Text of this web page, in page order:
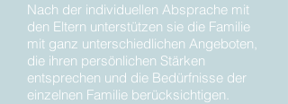
Nach der individuellen Absprache mit
den Eltern unterstützen sie die Familie
mit ganz unterschiedlichen Angeboten,
die ihren persönlichen Stärken
entsprechen und die Bedürfnisse der
einzelnen Familie berücksichtigen.